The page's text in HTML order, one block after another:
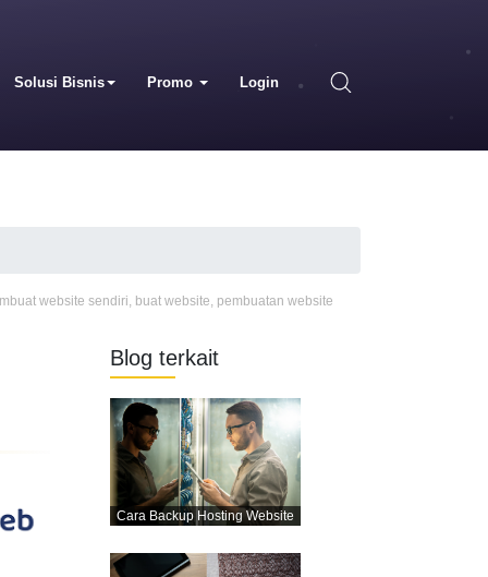
Solusi Bisnis Promo Login
website sendiri, buat website, pembuatan website
Blog terkait
Cara Backup Hosting Website